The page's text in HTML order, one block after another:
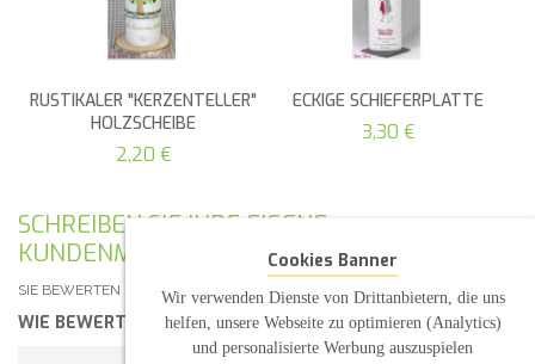
RUSTIKALER "KERZENTELLER"
HOLZSCHEIBE
2,20 €
ECKIGE SCHIEFERPLATTE
3,30 €
SCHREIBEN SIE IHRE EIGENE
KUNDENMEINUNG
SIE BEWERTEN DEN ARTIKEL: HOCHZEITSKERZE "S&P"
WIE BEWERTEN SIE DIESEN ARTIKEL?*
Cookies Banner
Wir verwenden Dienste von Drittanbietern, die uns
helfen, unsere Webseite zu optimieren (Analytics)
und personalisierte Werbung auszuspielen